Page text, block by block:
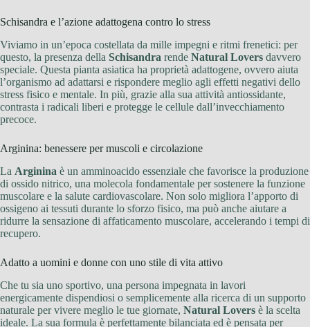
Schisandra e l’azione adattogena contro lo stress
Viviamo in un’epoca costellata da mille impegni e ritmi frenetici: per
questo, la presenza della Schisandra rende Natural Lovers davvero
speciale. Questa pianta asiatica ha proprietà adattogene, ovvero aiuta
l’organismo ad adattarsi e rispondere meglio agli effetti negativi dello
stress fisico e mentale. In più, grazie alla sua attività antiossidante,
contrasta i radicali liberi e protegge le cellule dall’invecchiamento
precoce.
Arginina: benessere per muscoli e circolazione
La Arginina è un amminoacido essenziale che favorisce la produzione
di ossido nitrico, una molecola fondamentale per sostenere la funzione
muscolare e la salute cardiovascolare. Non solo migliora l’apporto di
ossigeno ai tessuti durante lo sforzo fisico, ma può anche aiutare a
ridurre la sensazione di affaticamento muscolare, accelerando i tempi di
recupero.
Adatto a uomini e donne con uno stile di vita attivo
Che tu sia uno sportivo, una persona impegnata in lavori
energicamente dispendiosi o semplicemente alla ricerca di un supporto
naturale per vivere meglio le tue giornate, Natural Lovers è la scelta
ideale. La sua formula è perfettamente bilanciata ed è pensata per